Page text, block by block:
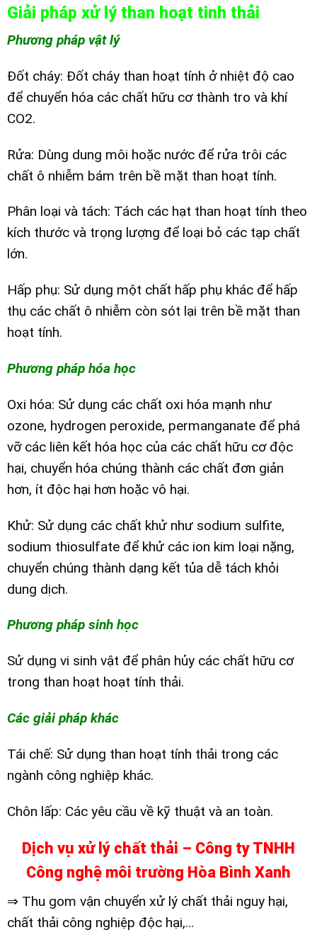
Giải pháp xử lý than hoạt tinh thải
Phương pháp vật lý
Đốt cháy: Đốt cháy than hoạt tính ở nhiệt độ cao
để chuyển hóa các chất hữu cơ thành tro và khí
CO2.
Rửa: Dùng dung môi hoặc nước để rửa trôi các
chất ô nhiễm bám trên bề mặt than hoạt tính.
Phân loại và tách: Tách các hạt than hoạt tính theo
kích thước và trọng lượng để loại bỏ các tạp chất
lớn.
Hấp phụ: Sử dụng một chất hấp phụ khác để hấp
thụ các chất ô nhiễm còn sót lại trên bề mặt than
hoạt tính.
Phương pháp hóa học
Oxi hóa: Sử dụng các chất oxi hóa mạnh như
ozone, hydrogen peroxide, permanganate để phá
vỡ các liên kết hóa học của các chất hữu cơ độc
hại, chuyển hóa chúng thành các chất đơn giản
hơn, ít độc hại hơn hoặc vô hại.
Khử: Sử dụng các chất khử như sodium sulfite,
sodium thiosulfate để khử các ion kim loại nặng,
chuyển chúng thành dạng kết tủa dễ tách khỏi
dung dịch.
Phương pháp sinh học
Sử dụng vi sinh vật để phân hủy các chất hữu cơ
trong than hoạt hoạt tính thải.
Các giải pháp khác
Tái chế: Sử dụng than hoạt tính thải trong các
ngành công nghiệp khác.
Chôn lấp: Các yêu cầu về kỹ thuật và an toàn.
Dịch vụ xử lý chất thải – Công ty TNHH
Công nghệ môi trường Hòa Bình Xanh
⇒ Thu gom vận chuyển xử lý chất thải nguy hại,
chất thải công nghiệp độc hại,…